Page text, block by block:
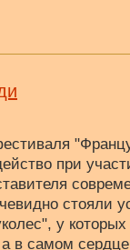
при
стояли
у
в самом